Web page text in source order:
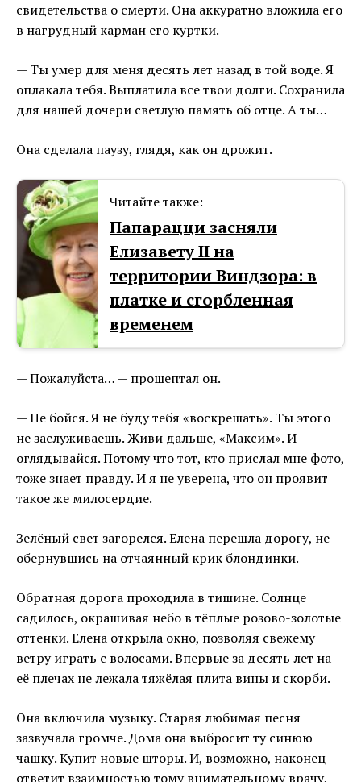
свидетельства о смерти. Она аккуратно вложила его
в нагрудный карман его куртки.
— Ты умер для меня десять лет назад в той воде. Я
оплакала тебя. Выплатила все твои долги. Сохранила
для нашей дочери светлую память об отце. А ты…
Она сделала паузу, глядя, как он дрожит.
Читайте также:
Папарацци засняли
Елизавету II на
территории Виндзора: в
платке и сгорбленная
временем
— Пожалуйста… — прошептал он.
— Не бойся. Я не буду тебя «воскрешать». Ты этого
не заслуживаешь. Живи дальше, «Максим». И
оглядывайся. Потому что тот, кто прислал мне фото,
тоже знает правду. И я не уверена, что он проявит
такое же милосердие.
Зелёный свет загорелся. Елена перешла дорогу, не
обернувшись на отчаянный крик блондинки.
Обратная дорога проходила в тишине. Солнце
садилось, окрашивая небо в тёплые розово-золотые
оттенки. Елена открыла окно, позволяя свежему
ветру играть с волосами. Впервые за десять лет на
её плечах не лежала тяжёлая плита вины и скорби.
Она включила музыку. Старая любимая песня
зазвучала громче. Дома она выбросит ту синюю
чашку. Купит новые шторы. И, возможно, наконец
ответит взаимностью тому внимательному врачу,